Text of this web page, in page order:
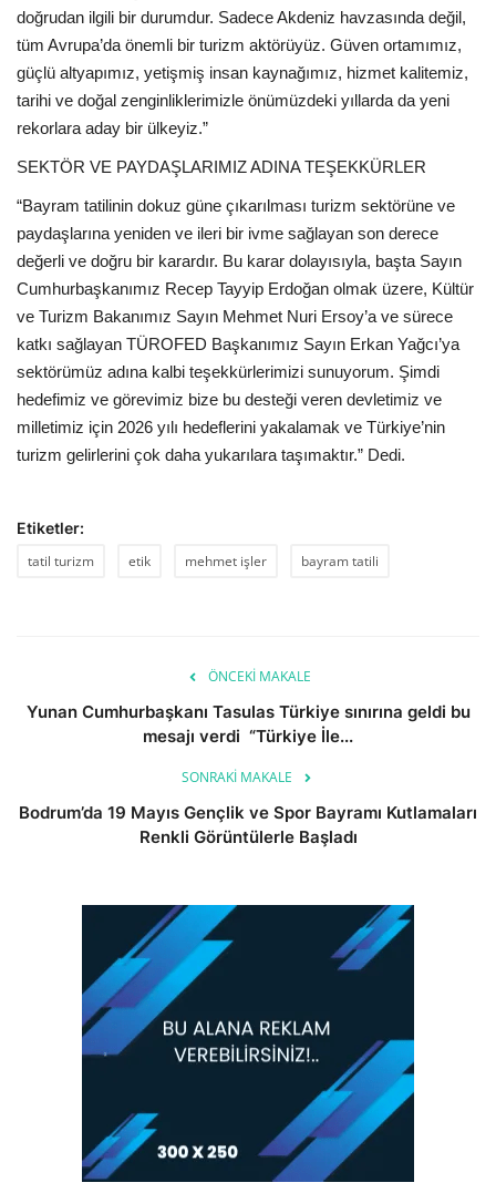
doğrudan ilgili bir durumdur. Sadece Akdeniz havzasında değil,
tüm Avrupa’da önemli bir turizm aktörüyüz. Güven ortamımız,
güçlü altyapımız, yetişmiş insan kaynağımız, hizmet kalitemiz,
tarihi ve doğal zenginliklerimizle önümüzdeki yıllarda da yeni
rekorlara aday bir ülkeyiz.”
SEKTÖR VE PAYDAŞLARIMIZ ADINA TEŞEKKÜRLER
“Bayram tatilinin dokuz güne çıkarılması turizm sektörüne ve
paydaşlarına yeniden ve ileri bir ivme sağlayan son derece
değerli ve doğru bir karardır. Bu karar dolayısıyla, başta Sayın
Cumhurbaşkanımız Recep Tayyip Erdoğan olmak üzere, Kültür
ve Turizm Bakanımız Sayın Mehmet Nuri Ersoy’a ve sürece
katkı sağlayan TÜROFED Başkanımız Sayın Erkan Yağcı’ya
sektörümüz adına kalbi teşekkürlerimizi sunuyorum. Şimdi
hedefimiz ve görevimiz bize bu desteği veren devletimiz ve
milletimiz için 2026 yılı hedeflerini yakalamak ve Türkiye’nin
turizm gelirlerini çok daha yukarılara taşımaktır.” Dedi.
Etiketler:
tatil turizm
etik mehmet işler bayram tatili
ÖNCEKI MAKALE
Yunan Cumhurbaşkanı Tasulas Türkiye sınırına geldi bu
mesajı verdi “Türkiye İle...
SONRAKI MAKALE
Bodrum’da 19 Mayıs Gençlik ve Spor Bayramı Kutlamaları
Renkli Görüntülerle Başladı